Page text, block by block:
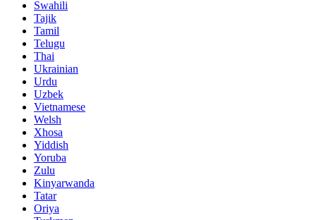
Swahili
Tajik
Tamil
Telugu
Thai
Ukrainian
Urdu
Uzbek
Vietnamese
Welsh
Xhosa
Yiddish
Yoruba
Zulu
Kinyarwanda
Tatar
Oriya